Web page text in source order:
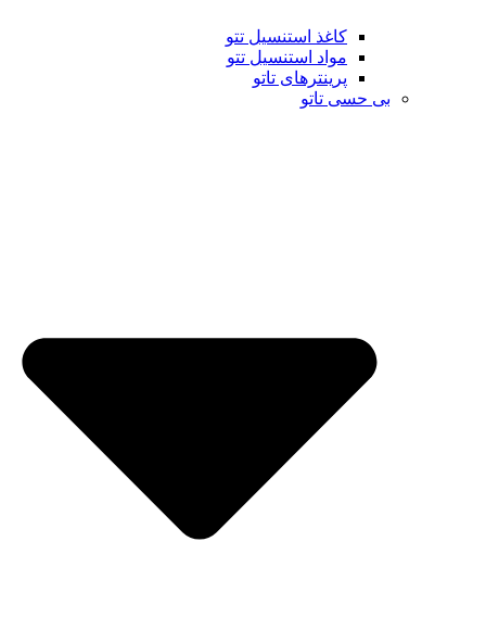
کاغذ استنسیل تتو
مواد استنسیل تتو
پرینترهای تاتو
بی حسی تاتو